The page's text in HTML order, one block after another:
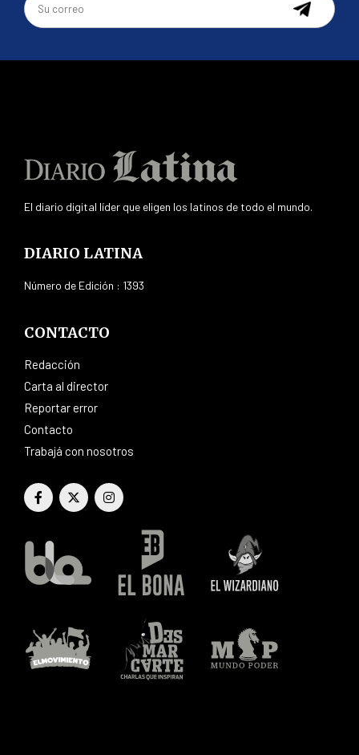
El diario digital líder que eligen los latinos de todo el mundo.
DIARIO LATINA
Número de Edición : 1393
CONTACTO
Redacción
Carta al director
Reportar error
Contacto
Trabajá con nosotros